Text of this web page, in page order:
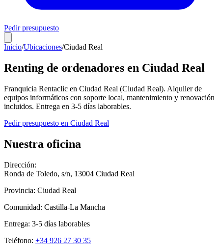
Pedir presupuesto
Inicio/Ubicaciones/Ciudad Real
Renting de ordenadores en Ciudad Real
Franquicia Rentaclic en Ciudad Real (Ciudad Real). Alquiler de
equipos informáticos con soporte local, mantenimiento y renovación
incluidos. Entrega en 3-5 días laborables.
Pedir presupuesto en Ciudad Real
Nuestra oficina
Dirección:
Ronda de Toledo, s/n, 13004 Ciudad Real
Provincia: Ciudad Real
Comunidad: Castilla-La Mancha
Entrega: 3-5 días laborables
Teléfono: +34 926 27 30 35